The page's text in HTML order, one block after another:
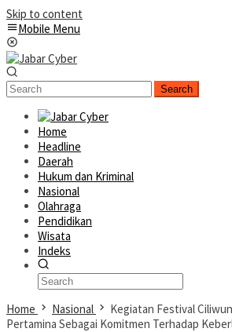
Skip to content
Mobile Menu
Search
Home
Headline
Daerah
Hukum dan Kriminal
Nasional
Olahraga
Pendidikan
Wisata
Indeks
Home Nasional
Kegiatan Festival
Pertamina Sebagai Komitmen Terhadap